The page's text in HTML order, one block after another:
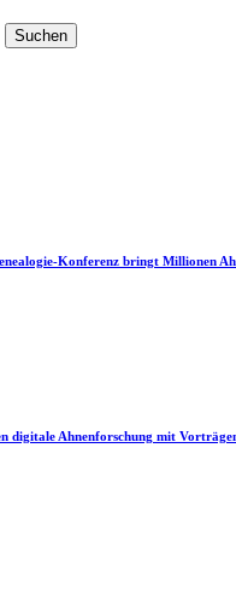
Suchen
Konferenz bringt Millionen
digitale Ahnenforschung mit